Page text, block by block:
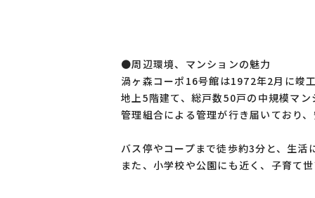
●周辺環境、マンションの魅力
渦ヶ森コーポ16号館は1972年2月に竣
地上5階建て、総戸数50戸の中規模マン
管理組合による管理が行き届いており
バス停やコープまで徒歩約3分と、生活
また、小学校や公園にも近く、子育て